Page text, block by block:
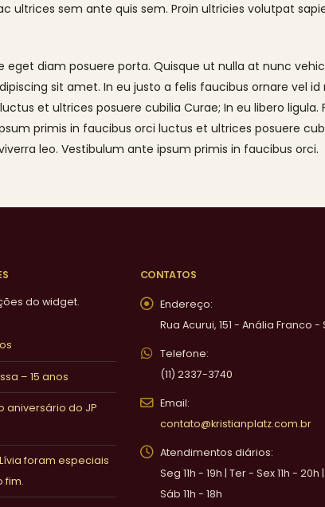
ultrices sem ante quis sem. Proin ultricies volutpat
diam posuere porta. Quisque ut nulla at nunc
sit amet. In eu justo a felis faucibus ornare vel
et ultrices posuere cubilia Curae; In eu libero
primis in faucibus orci luctus et ultrices posuere
leo. Vestibulum ante ipsum primis in faucibus orci.
do widget.
– 15 anos
aniversário do JP
foram especiais
fim.
CONTATOS
Endereço:
Rua Acurui, 151 - Anália Franco -
Telefone:
(11) 2337-3740
Email:
contato@kristianplatz.com.br
Atendimentos diários:
Seg 11h - 19h | Ter - Sex 11h - 20h |
Sáb 11h - 18h